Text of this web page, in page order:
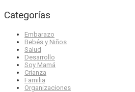
Categorías
Embarazo
Bebés y Niños
Salud
Desarrollo
Soy Mamá
Crianza
Familia
Organizaciones